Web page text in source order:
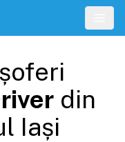
din
Iași